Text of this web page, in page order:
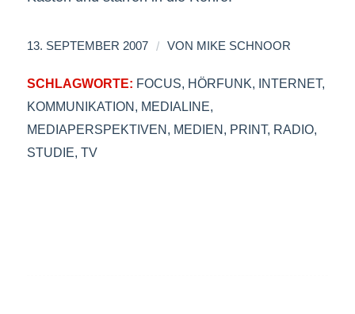
13. SEPTEMBER 2007 / VON MIKE SCHNOOR
SCHLAGWORTE: FOCUS, HÖRFUNK, INTERNET,
KOMMUNIKATION, MEDIALINE,
MEDIAPERSPEKTIVEN, MEDIEN, PRINT, RADIO,
STUDIE, TV